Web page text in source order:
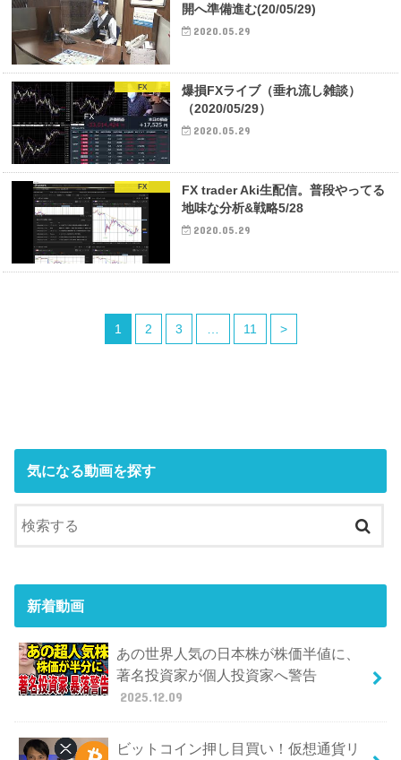
開へ準備進む(20/05/29)
2020.05.29
FX
爆損FXライブ（垂れ流し雑談）
（2020/05/29）
2020.05.29
FX
FX trader Aki生配信。普段やってる
地味な分析&戦略5/28
2020.05.29
1 2 3 11 >
気になる動画を探す
新着動画
あの世界人気の日本株が株価半値に、
著名投資家が個人投資家へ警告
2025.12.09
ビットコイン押し目買い！仮想通貨リ